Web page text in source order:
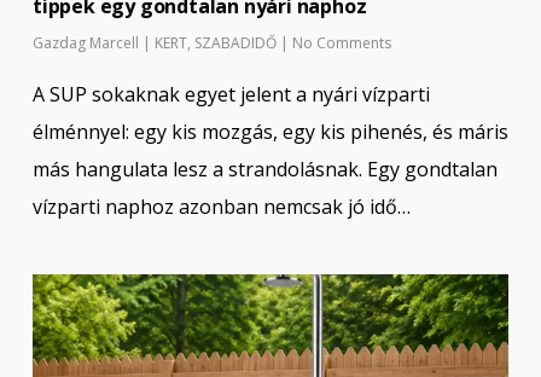
tippek egy gondtalan nyári naphoz
Gazdag Marcell | KERT, SZABADIDŐ | No Comments
A SUP sokaknak egyet jelent a nyári vízparti
élménnyel: egy kis mozgás, egy kis pihenés, és máris
más hangulata lesz a strandolásnak. Egy gondtalan
vízparti naphoz azonban nemcsak jó idő…